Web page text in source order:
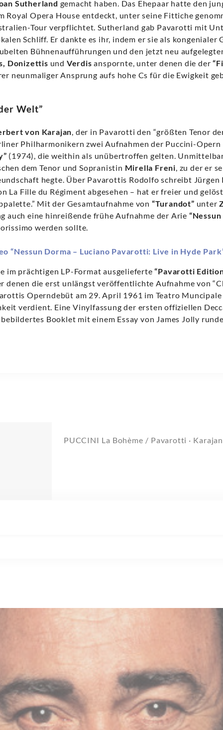
Sutherland gemacht haben. Das Ehepaar hatte den
Royal Opera House entdeckt, unter seine Fittiche
Tour verpflichtet. Sutherland gab Pavarotti mit
Schliff. Er dankte es ihr, indem er sie als kongenialer
Bühnenaufführungen und den jetzt neu
Donizettis und Verdisanspornte, unter denen die der
neunmaliger Ansprung aufs hohe Cs für die Ewigkeit
Welt”
von Karajan, der in Pavarotti den “größten Tenor
Philharmonikern zwei Aufnahmen der Puccini-Opern
(1974), die weithin als unübertroffen gelten.
dem Tenor und Sopranistin Mirella Freni, zu der er
hegte. Über Pavarottis Rodolfo schreibt Jürgen
La Fille du Régiment abgesehen – hat er freier und
Mit der Gesamtaufnahme von “Turandot” unter
auch eine hinreißende frühe Aufnahme der Arie
werden sollte.
“Nessun Dorma – Luciano Pavarotti: Live in Hyde
im prächtigen LP-Format ausgelieferte“Pavarotti
denen die erst unlängst veröffentlichte Aufnahme von
Operndebüt am 29. April 1961 im Teatro Muncipale
verdient. Eine Vinylfassung der ersten offiziellen
Booklet mit einem Essay von James Jolly
PUCCINI La Bohème / Pavarotti · Karajan